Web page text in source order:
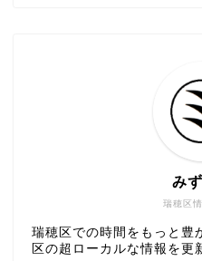
瑞穂区
み
瑞穂区での時間をもっと豊
区の超ローカルな情報を更